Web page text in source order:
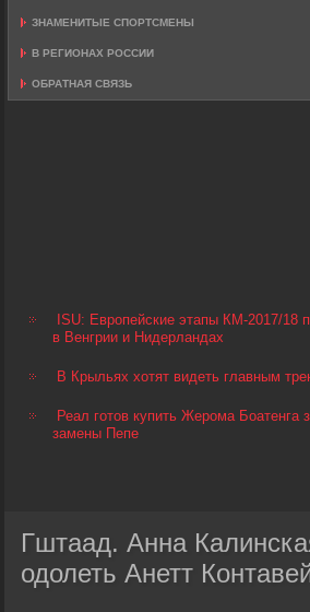
ЗНАМЕНИТЫЕ СПОРТСМЕНЫ
В РЕГИОНАХ РОССИИ
ОБРАТНАЯ СВЯЗЬ
ISU: Европейские этапы КМ-2017/18
в Венгрии и Нидерландах
В Крыльях хотят видеть главным
Реал готов купить Жерома Боатенга
замены Пепе
Гштаад. Анна
одолеть Анетт